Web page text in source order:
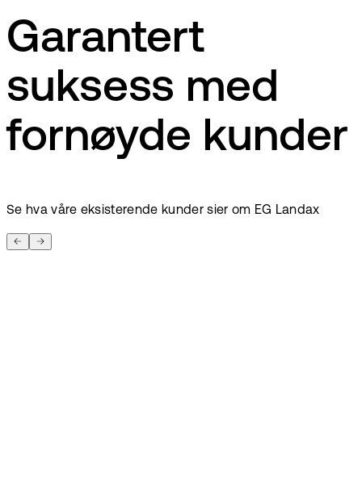
Garantert
suksess med
fornøyde kunder
Se hva våre eksisterende kunder sier om EG Landax